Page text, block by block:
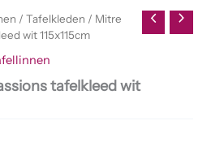
/Tafelkleden / Mitre
wit 115x115cm
tafelkleed wit